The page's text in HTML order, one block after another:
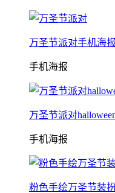
万圣节派对手机海报
手机海报
万圣节派对
手机海报
粉色手绘万圣节装